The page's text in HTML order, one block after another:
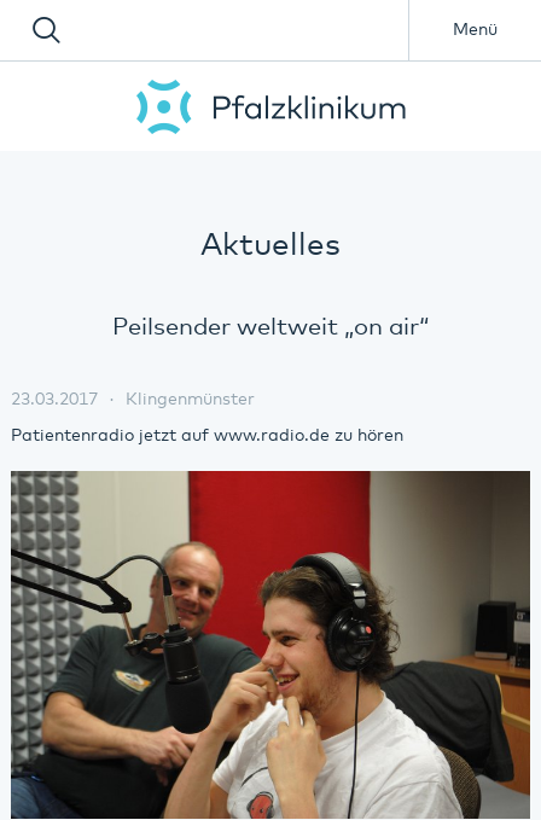
Menü
Aktuelles
Peilsender weltweit „on air“
23.03.2017 Klingenmünster
Patientenradio jetzt auf www.radio.de zu hören